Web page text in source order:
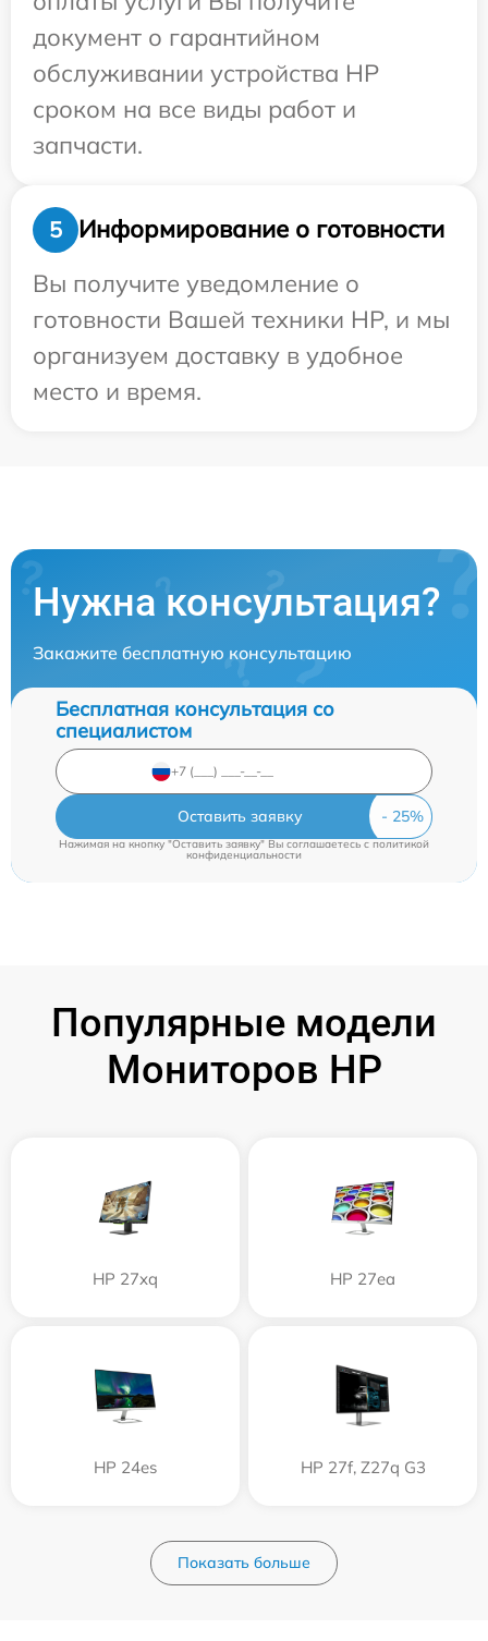
документ о гарантийном
обслуживании устройства HP
сроком на все виды работ и
запчасти.
5
Информирование о готовности
Вы получите уведомление о
готовности Вашей техники HP, и мы
организуем доставку в удобное
место и время.
Нужна консультация?
Закажите бесплатную консультацию
Бесплатная консультация со
специалистом
Оставить заявку
Нажимая на кнопку "Оставить заявку" Вы соглашаетесь cполитикой
конфиденциальности
Популярные модели
Мониторов HP
HP 27xq HP 27ea
HP 24es HP 27f, Z27q G3
Показать больше